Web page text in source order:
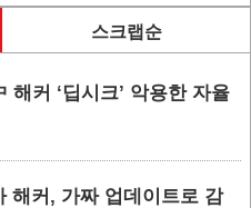
스크랩순
해커 ‘딥시크’ 악용한 자율
해커, 가짜 업데이트로 감